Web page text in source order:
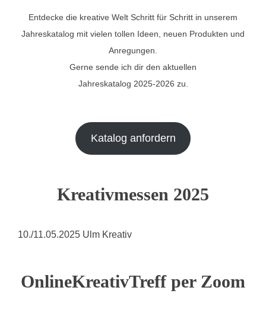
Entdecke die kreative Welt Schritt für Schritt in unserem
Jahreskatalog mit vielen tollen Ideen, neuen Produkten und
Anregungen.
Gerne sende ich dir den aktuellen
Jahreskatalog 2025-2026 zu.
Katalog anfordern
Kreativmessen 2025
10./11.05.2025 Ulm Kreativ
OnlineKreativTreff per Zoom